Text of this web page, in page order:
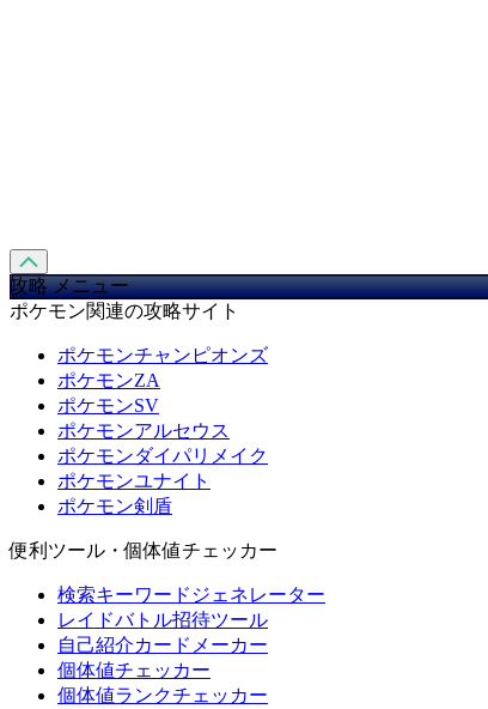
攻略 メニュー
ポケモン関連の攻略サイト
ポケモンチャンピオンズ
ポケモンZA
ポケモンSV
ポケモンアルセウス
ポケモンダイパリメイク
ポケモンユナイト
ポケモン剣盾
便利ツール・個体値チェッカー
検索キーワードジェネレーター
レイドバトル招待ツール
自己紹介カードメーカー
個体値チェッカー
個体値ランクチェッカー